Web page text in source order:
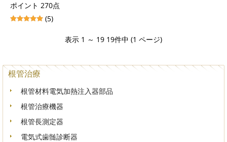
ポイント 270点
(5)
表示 1 ～ 19 19件中 (1 ページ)
根管治療
根管材料電気加熱注入器部品
根管治療機器
根管長測定器
電気式歯髄診断器